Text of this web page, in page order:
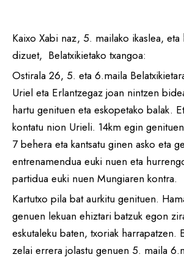
Kaixo Xabi naz, 5. mailako ikaslea, eta
dizuet, Belatxikietako txangoa:
Ostirala 26, 5. eta 6.maila
Uriel eta Erlantzegaz joan nintzen
hartu genituen eta eskopetako balak.
kontatu nion Urieli. 14km egin
7 behera eta kantsatu ginen asko eta
entrenamendua euki nuen eta
partidua euki nuen Mungiaren kontra.
Kartutxo pila bat aurkitu genituen.
genuen lekuan ehiztari batzuk egon
eskutaleku baten, txoriak harrapatzen.
zelai errera jolastu genuen 5. maila